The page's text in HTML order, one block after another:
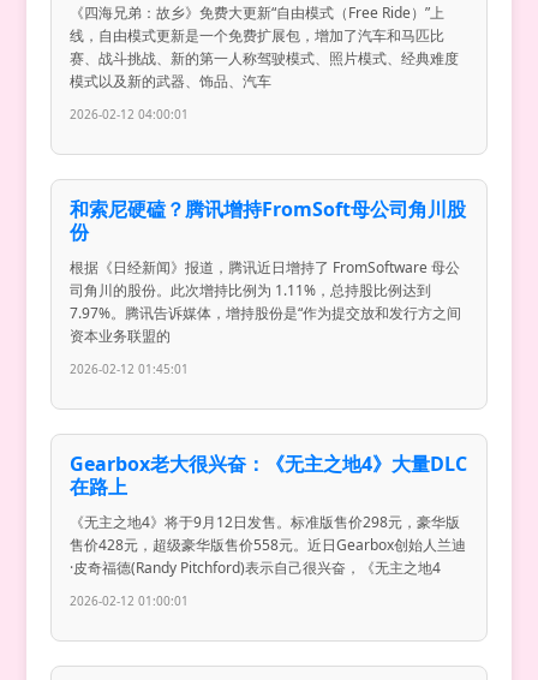
《四海兄弟：故乡》免费大更新“自由模式（Free Ride）”上
线，自由模式更新是一个免费扩展包，增加了汽车和马匹比
赛、战斗挑战、新的第一人称驾驶模式、照片模式、经典难度
模式以及新的武器、饰品、汽车
2026-02-12 04:00:01
和索尼硬磕？腾讯增持FromSoft母公司角川股
份
根据《日经新闻》报道，腾讯近日增持了 FromSoftware 母公
司角川的股份。此次增持比例为 1.11%，总持股比例达到
7.97%。腾讯告诉媒体，增持股份是“作为提交放和发行方之间
资本业务联盟的
2026-02-12 01:45:01
Gearbox老大很兴奋：《无主之地4》大量DLC
在路上
《无主之地4》将于9月12日发售。标准版售价298元，豪华版
售价428元，超级豪华版售价558元。近日Gearbox创始人兰迪
·皮奇福德(Randy Pitchford)表示自己很兴奋，《无主之地4
2026-02-12 01:00:01